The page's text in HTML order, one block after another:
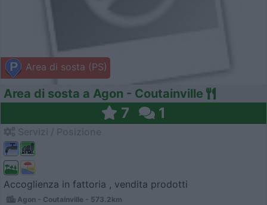
Area di sosta (PS)
Area di sosta a Agon - Coutainville
7 1
Accoglienza in fattoria , vendita prodotti
Agon - Coutainville - 573.2km